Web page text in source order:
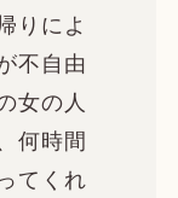
りによ
不自由
女の人
何時間
てくれ